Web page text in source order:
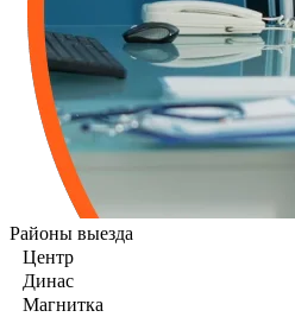
Районы выезда
Центр
Динас
Магнитка